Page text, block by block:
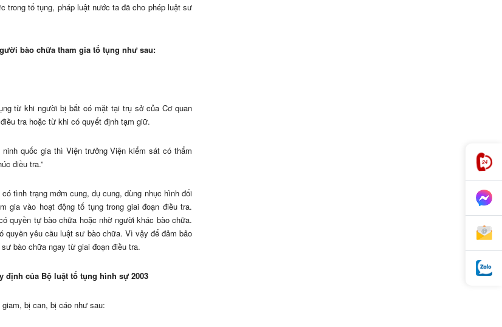
trong tố tụng, pháp luật nước ta đã cho phép luật sư
bào chữa tham gia tố tụng như sau:
từ khi người bị bắt có mặt tại trụ sở của Cơ quan
tra hoặc từ khi có quyết định tạm giữ.
quốc gia thì Viện trưởng Viện kiểm sát có thẩm
điều tra.”
tình trạng mớm cung, dụ cung, dùng nhục hình đối
gia vào hoạt động tố tụng trong giai đoạn điều tra.
quyền tự bào chữa hoặc nhờ người khác bào chữa.
yêu cầu luật sư bào chữa. Vì vậy để đảm bảo
bào chữa ngay từ giai đoạn điều tra.
định của Bộ luật tố tụng hình sự 2003
bị can, bị cáo như sau: